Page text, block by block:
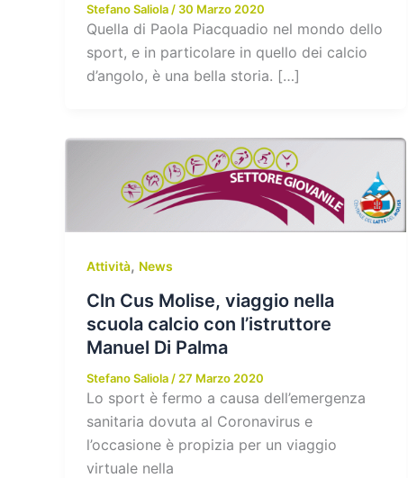
Stefano Saliola / 30 Marzo 2020
Quella di Paola Piacquadio nel mondo dello
sport, e in particolare in quello dei calcio
d’angolo, è una bella storia. […]
Attività, News
Cln Cus Molise, viaggio nella
scuola calcio con l’istruttore
Manuel Di Palma
Stefano Saliola / 27 Marzo 2020
Lo sport è fermo a causa dell’emergenza
sanitaria dovuta al Coronavirus e
l’occasione è propizia per un viaggio
virtuale nella